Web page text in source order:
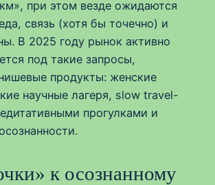
при этом везде ожидаются
связь (хотя бы точечно) и
В 2025 году рынок активно
под такие запросы,
продукты: женские
научные лагеря, slow travel-
прогулками и
к осознанному